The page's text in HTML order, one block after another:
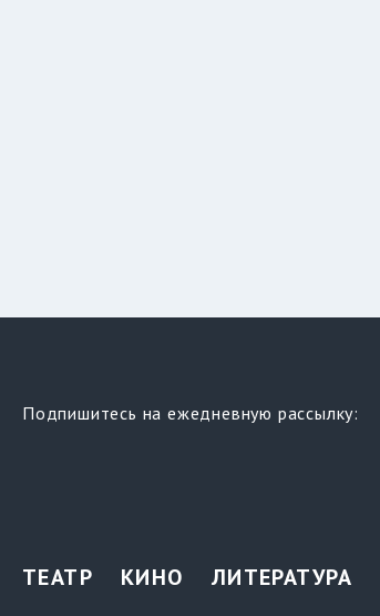
Подпишитесь на ежедневную рассылку:
ТЕАТР КИНО ЛИТЕРАТУРА